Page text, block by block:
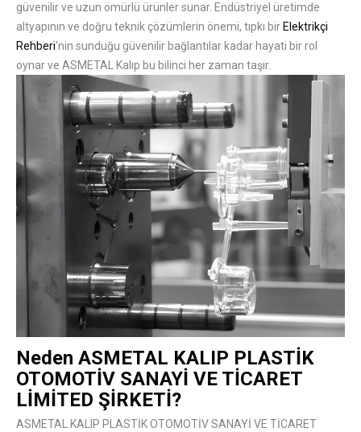
güvenilir ve uzun ömürlü ürünler sunar. Endüstriyel üretimde
altyapının ve doğru teknik çözümlerin önemi, tıpkı bir Elektrikçi
Rehberi‘nin sunduğu güvenilir bağlantılar kadar hayati bir rol
oynar ve ASMETAL Kalıp bu bilinci her zaman taşır.
Neden ASMETAL KALIP PLASTİK
OTOMOTİV SANAYİ VE TİCARET
LİMİTED ŞİRKETİ?
ASMETAL KALIP PLASTİK OTOMOTİV SANAYİ VE TİCARET